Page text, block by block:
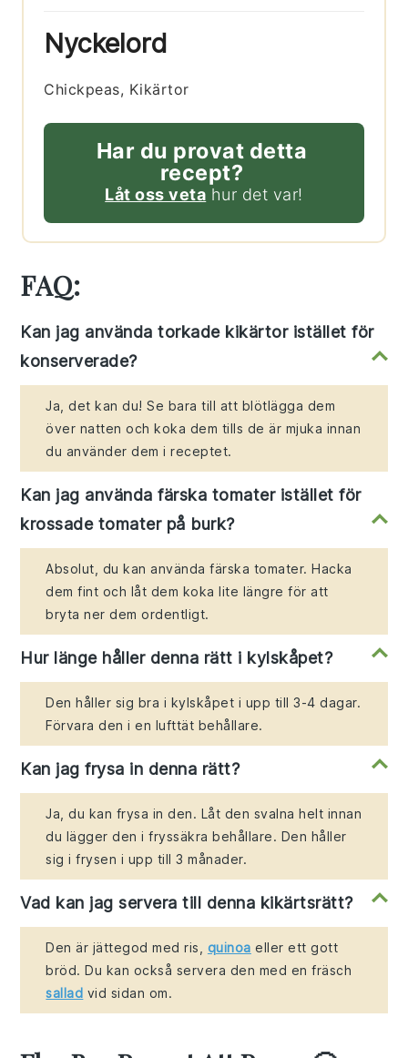
Nyckelord
Chickpeas, Kikärtor
Har du provat detta
recept?
Låt oss veta hur det var!
FAQ:
Kan jag använda torkade kikärtor istället för
konserverade?
Ja, det kan du! Se bara till att blötlägga dem
över natten och koka dem tills de är mjuka innan
du använder dem i receptet.
Kan jag använda färska tomater istället för
krossade tomater på burk?
Absolut, du kan använda färska tomater. Hacka
dem fint och låt dem koka lite längre för att
bryta ner dem ordentligt.
Hur länge håller denna rätt i kylskåpet?
Den håller sig bra i kylskåpet i upp till 3-4 dagar.
Förvara den i en lufttät behållare.
Kan jag frysa in denna rätt?
Ja, du kan frysa in den. Låt den svalna helt innan
du lägger den i fryssäkra behållare. Den håller
sig i frysen i upp till 3 månader.
Vad kan jag servera till denna kikärtsrätt?
Den är jättegod med ris, quinoa eller ett gott
bröd. Du kan också servera den med en fräsch
sallad vid sidan om.